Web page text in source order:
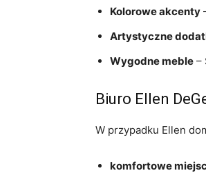
Kolorowe akcenty
Artystyczne⁣
Wygodne​ meble –
Biuro ⁤Ellen
W przypadku Ellen
komfortowe